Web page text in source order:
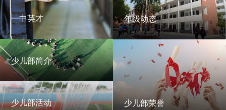
一中英才
一中英才
少儿部简介
少儿部简介
少儿部活动
学生活动
年级动态
年级动态
少儿部荣誉